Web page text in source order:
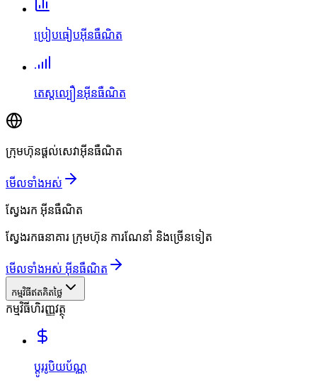
ប្រៀបធៀបអ៊ីនធឺណិត
តេស្តល្បឿនអ៊ីនធឺណិត
ក្រុមហ៊ុនផ្តល់សេវាអ៊ីនធឺណិត
មើលទាំងអស់
ស្វែងរក អ៊ីនធឺណិត
ស្វែងរកធនាគារ ក្រុមហ៊ុន ការណែនាំ និងច្រើនទៀត
មើលទាំងអស់ អ៊ីនធឺណិត
កម្មវិធីឥតគិតថ្លៃ
កម្មវិធីហិរញ្ញវត្ថុ
ប្ដូររូបិយប័ណ្ណ